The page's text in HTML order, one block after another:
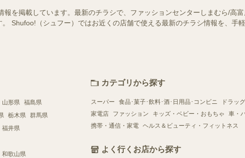
を掲載しています。最新のチラシで、ファッションセンターしまむら/高
Shufoo!（シュフー）ではお近くの店舗で使える最新のチラシ情報を、手
山形県 福島県
栃木県 群馬県
福井県
和歌山県
カテゴリから探す
スーパー 食品･菓子･飲料･酒･日用品･コンビニ ドラッ
家電店
ファッション キッズ・ベビー・おもちゃ 車・
携帯・通信・家電 ヘルス＆ビューティ・フィットネス
よく行くお店から探す